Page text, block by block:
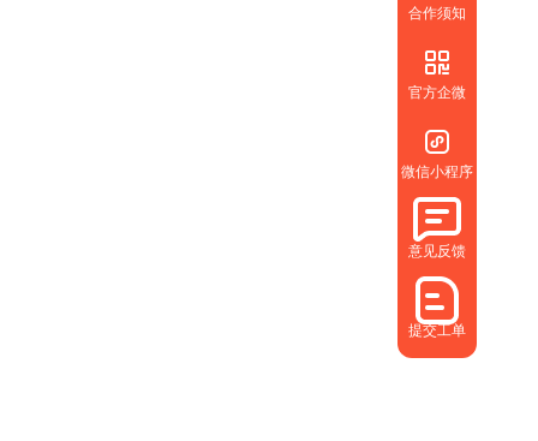
合作须知
官方企微
微信小程序
意见反馈
提交工单